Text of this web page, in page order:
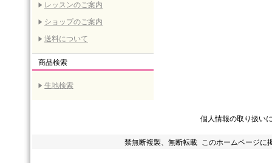
レッスンのご案内
ショップのご案内
送料について
商品検索
生地検索
個人情報の取り扱い
禁無断複製、無断転載 このホームページに